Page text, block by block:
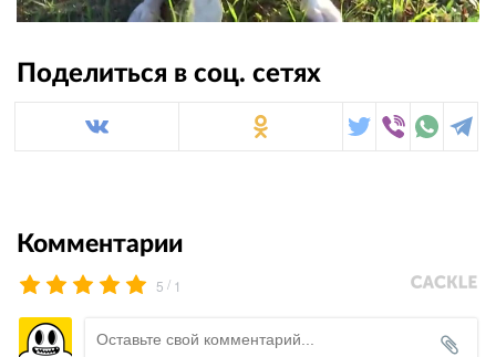
Поделиться в соц. сетях
Комментарии
5 / 1